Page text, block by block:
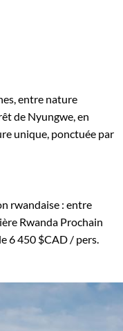
entre nature
de Nyungwe, en
unique, ponctuée par
rwandaise : entre
Rwanda Prochain
6 450 $CAD / pers.